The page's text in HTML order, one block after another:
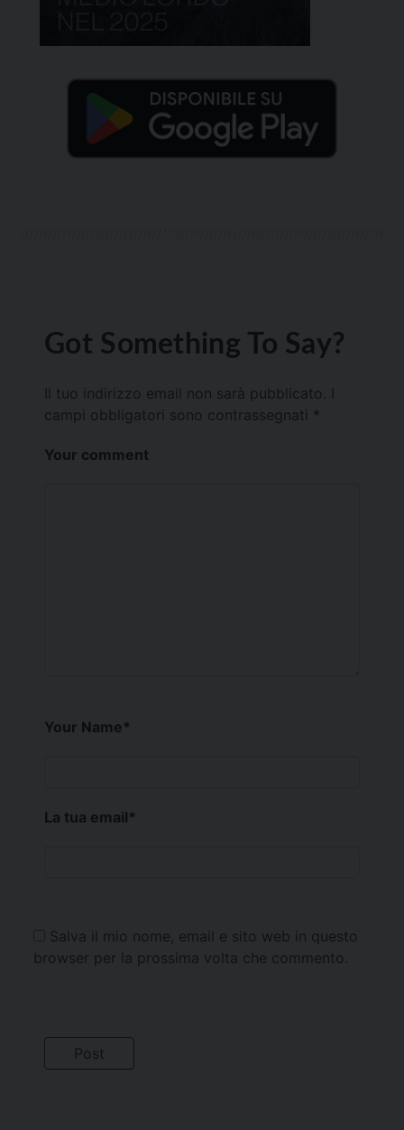
Got Something To Say?
Il tuo indirizzo email non sarà pubblicato.
campi obbligatori sono contrassegnati *
Your comment
Your Name*
La tua email*
Salva il mio nome, email e sito web in questo
browser per la prossima volta che commento.